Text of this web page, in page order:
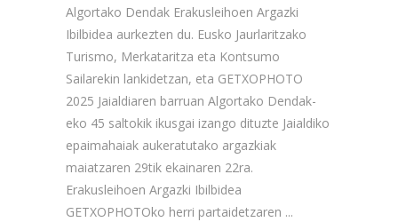
Algortako Dendak Erakusleihoen Argazki
Ibilbidea aurkezten du. Eusko Jaurlaritzako
Turismo, Merkataritza eta Kontsumo
Sailarekin lankidetzan, eta GETXOPHOTO
2025 Jaialdiaren barruan Algortako Dendak-
eko 45 saltokik ikusgai izango dituzte Jaialdiko
epaimahaiak aukeratutako argazkiak
maiatzaren 29tik ekainaren 22ra.
Erakusleihoen Argazki Ibilbidea
GETXOPHOTOko herri partaidetzaren